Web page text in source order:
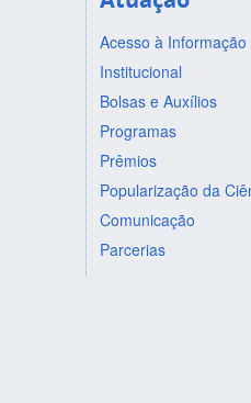
Acesso à Informação
Institucional
Bolsas e Auxílios
Programas
Prêmios
Popularização da
Comunicação
Parcerias